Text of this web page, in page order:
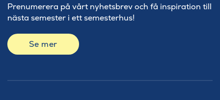
Prenumerera på vårt nyhetsbrev och få inspiration till
nästa semester i ett semesterhus!
Se mer